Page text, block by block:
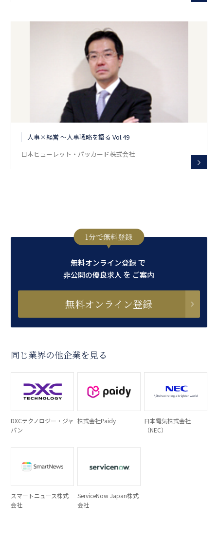
人事×経営 〜人事戦略を語る Vol.49
日本ヒューレット・パッカード株式会社
1分で無料登録
無料オンライン登録で
非公開の優良求人を ご案内
無料オンライン登録
同じ業界の他企業を見る
DXCテクノロジー・ジャ
パン
株式会社Paidy
日本電気株式会社
（NEC）
スマートニュース株式
会社
ServiceNow Japan株式
会社